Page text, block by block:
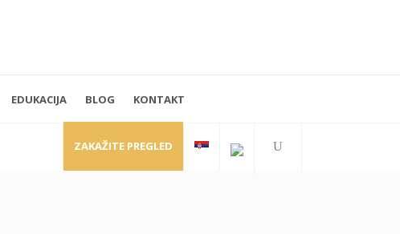
Kraljice Natalije 35
11000 Beograd
EDUKACIJA BLOG KONTAKT
ZAKAŽITE PREGLED